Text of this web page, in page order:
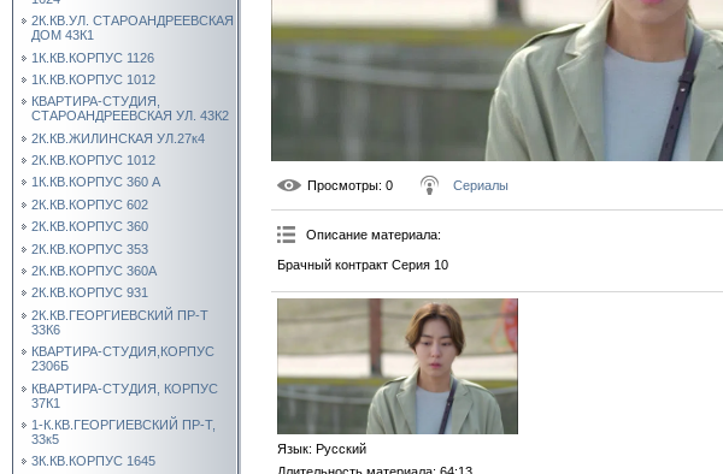
2К.КВ.УЛ. СТАРОАНДРЕЕВСКАЯ
ДОМ 43К1
1К.КВ.КОРПУС 1126
1К.КВ.КОРПУС 1012
КВАРТИРА-СТУДИЯ,
СТАРОАНДРЕЕВСКАЯ УЛ. 43К2
2К.КВ.ЖИЛИНСКАЯ УЛ.27к4
2К.КВ.КОРПУС 1012
1К.КВ.КОРПУС 360 А
2К.КВ.КОРПУС 602
2К.КВ.КОРПУС 360
2К.КВ.КОРПУС 353
2К.КВ.КОРПУС 360А
2К.КВ.КОРПУС 931
2К.КВ.ГЕОРГИЕВСКИЙ ПР-Т
33К6
КВАРТИРА-СТУДИЯ,КОРПУС
2306Б
КВАРТИРА-СТУДИЯ, КОРПУС
37К1
1-К.КВ.ГЕОРГИЕВСКИЙ ПР-Т,
33к5
3К.КВ.КОРПУС 1645
Просмотры: 0 Сериалы
Описание материала:
Брачный контракт Серия 10
Язык: Русский